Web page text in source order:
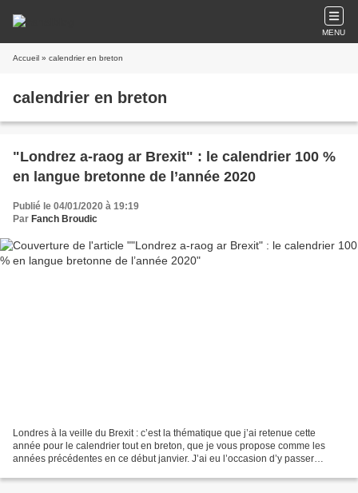
MENU
Accueil » calendrier en breton
calendrier en breton
"Londrez a-raog ar Brexit" : le calendrier 100 %
en langue bretonne de l’année 2020
Publié le 04/01/2020 à 19:19
Par Fanch Broudic
Londres à la veille du Brexit : c’est la thématique que j’ai retenue cette
année pour le calendrier tout en breton, que je vous propose comme les
années précédentes en ce début janvier. J’ai eu l’occasion d’y passer